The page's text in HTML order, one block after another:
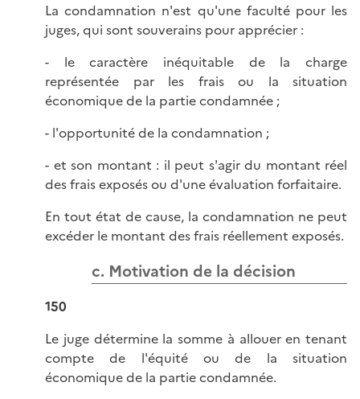
La condamnation n'est qu'une faculté pour les
juges, qui sont souverains pour apprécier :
- le caractère inéquitable de la charge
représentée par les frais ou la situation
économique de la partie condamnée ;
- l'opportunité de la condamnation ;
- et son montant : il peut s'agir du montant réel
des frais exposés ou d'une évaluation forfaitaire.
En tout état de cause, la condamnation ne peut
excéder le montant des frais réellement exposés.
c. Motivation de la décision
150
Le juge détermine la somme à allouer en tenant
compte de l'équité ou de la situation
économique de la partie condamnée.